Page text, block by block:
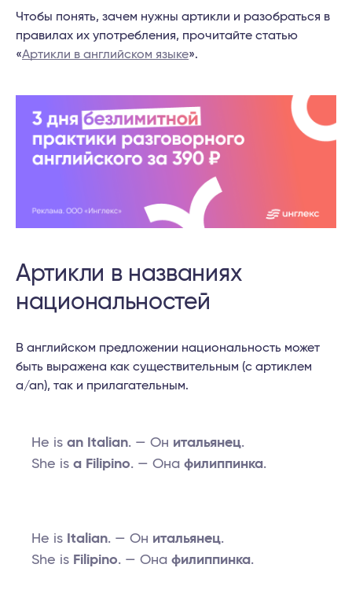
Чтобы понять, зачем нужны артикли и разобраться в
правилах их употребления, прочитайте статью
«Артикли в английском языке».
Артикли в названиях
национальностей
В английском предложении национальность может
быть выражена как существительным (с артиклем
a/an), так и прилагательным.
He is an Italian. — Он итальянец.
She is a Filipino. — Она филиппинка.
He is Italian. — Он итальянец.
She is Filipino. — Она филиппинка.